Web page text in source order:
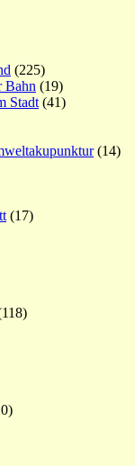
(225)
Bahn (19)
Stadt (41)
(14)
(17)